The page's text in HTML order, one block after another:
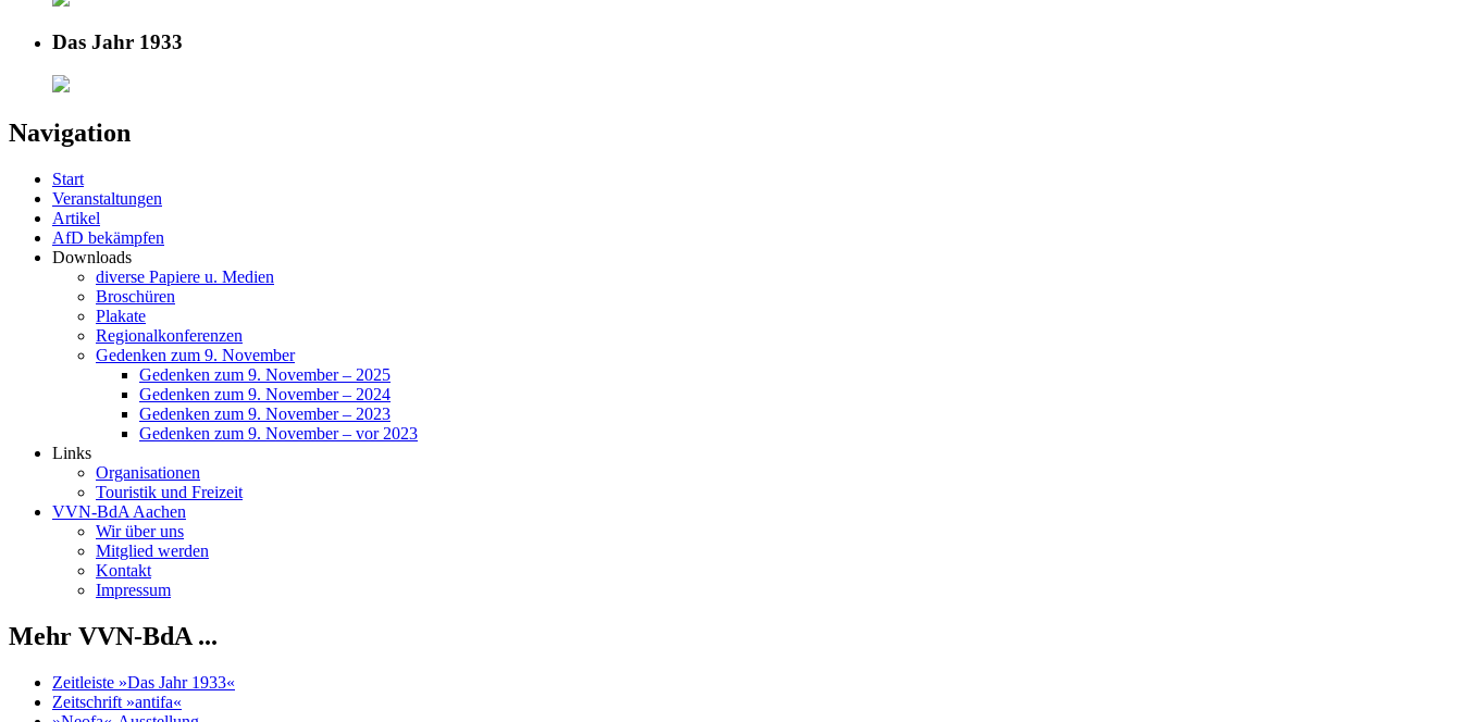
Das Jahr 1933
Navigation
Start
Veranstaltungen
Artikel
AfD bekämpfen
Downloads
diverse Papiere u. Medien
Broschüren
Plakate
Regionalkonferenzen
Gedenken zum 9. November
Gedenken zum 9. November – 2025
Gedenken zum 9. November – 2024
Gedenken zum 9. November – 2023
Gedenken zum 9. November – vor 2023
Links
Organisationen
Touristik und Freizeit
VVN-BdA Aachen
Wir über uns
Mitglied werden
Kontakt
Impressum
Mehr VVN-BdA ...
Zeitleiste »Das Jahr 1933«
Zeitschrift »antifa«